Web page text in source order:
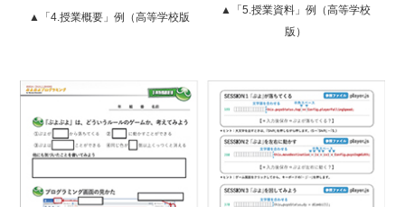
▲「4.授業概要」例（高等学校版
▲「5.授業資料」例（高等学校
版）